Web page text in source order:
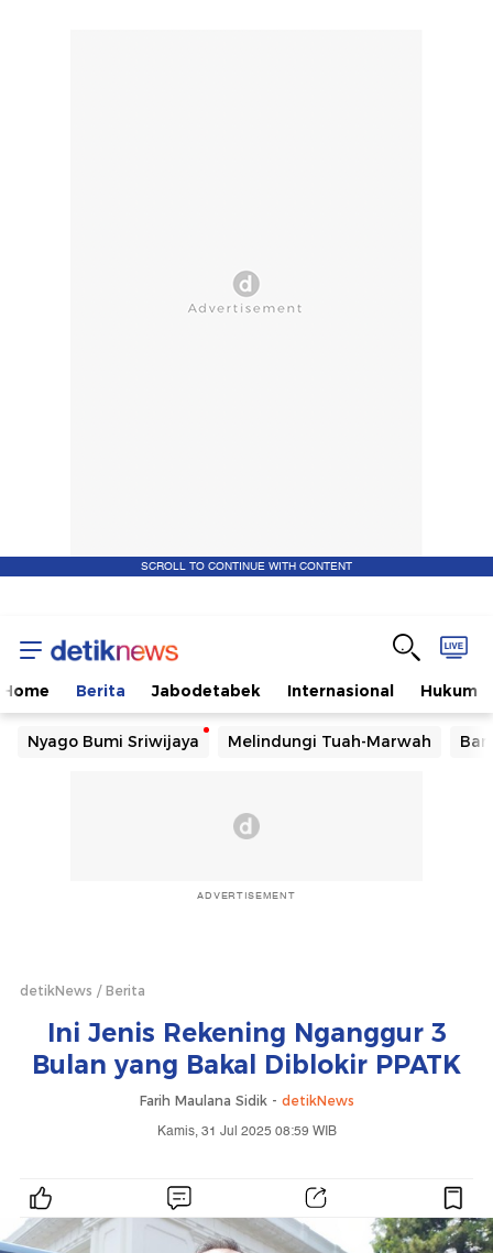
SCROLL TO CONTINUE WITH CONTENT
Home Berita Jabodetabek Internasional Hukum
Nyago Bumi Sriwijaya Melindungi Tuah-Marwah
ADVERTISEMENT
detikNews Berita
Ini Jenis Rekening Nganggur 3
Bulan yang Bakal Diblokir PPATK
Farih Maulana Sidik - detikNews
Kamis, 31 Jul 2025 08:59 WIB